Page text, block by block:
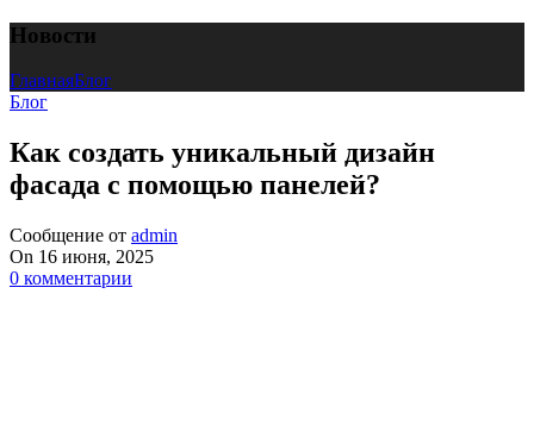
Новости
ГлавнаяБлог
Блог
Как создать уникальный дизайн
фасада с помощью панелей?
Сообщение от admin
On 16 июня, 2025
0 комментарии